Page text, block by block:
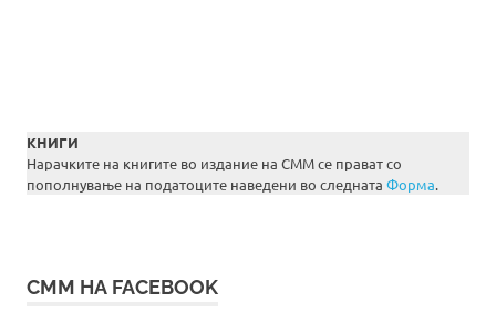
КНИГИ
Нарачките на книгите во издание на СММ се прават со
пополнување на податоците наведени во следната Форма.
СММ НА FACEBOOK